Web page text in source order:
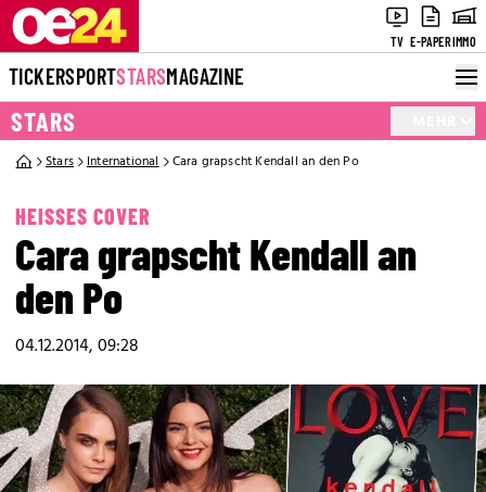
TV E-PAPERIMMO
TICKERSPORTSTARSMAGAZINE
STARS
Stars International Cara grapscht Kendall an den Po
HEISSES COVER
Cara grapscht Kendall an
den Po
04.12.2014, 09:28